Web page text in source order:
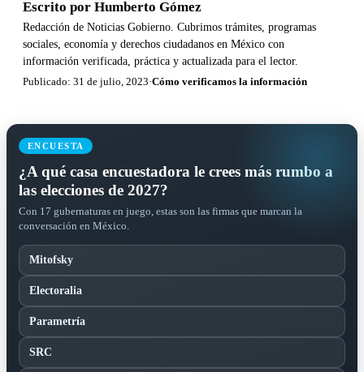
Escrito por Humberto Gómez
Redacción de Noticias Gobierno. Cubrimos trámites, programas
sociales, economía y derechos ciudadanos en México con
información verificada, práctica y actualizada para el lector.
Publicado: 31 de julio, 2023·Cómo verificamos la información
ENCUESTA
¿A qué casa encuestadora le crees más rumbo a
las elecciones de 2027?
Con 17 gubernaturas en juego, estas son las firmas que marcan la
conversación en México.
Mitofsky
Electoralia
Parametría
SRC